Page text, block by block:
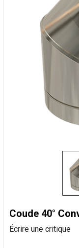
Coude 40°
Écrire une critique